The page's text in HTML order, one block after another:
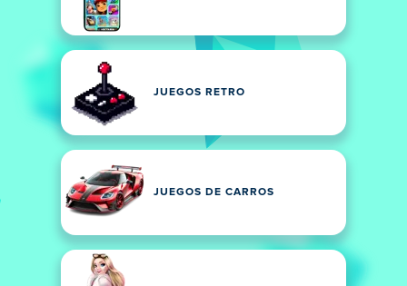
JUEGOS RETRO
JUEGOS DE CARROS